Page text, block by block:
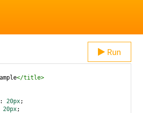
Run
</title>
: 20px;
20px;